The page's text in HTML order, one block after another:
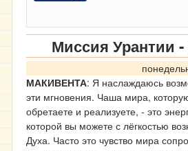
Миссия Урантии -
МАКИВЕНТА: Я наслаждаюсь
эти мгновения. Чаша мира,
обретаете и реализуете, - это
которой вы можете с лёгкостью
Духа. Часто это чувство мира